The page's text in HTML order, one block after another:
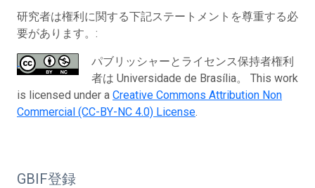
研究者は権利に関する下記ステートメントを尊重する必
要があります。:
パブリッシャーとライセンス保持者権利
者は Universidade de Brasília。 This work
is licensed under a Creative Commons Attribution Non
Commercial (CC-BY-NC 4.0) License.
GBIF登録